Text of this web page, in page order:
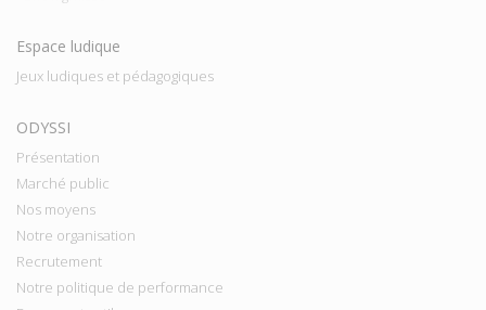
Espace ludique
Jeux ludiques et pédagogiques
ODYSSI
Présentation
Marché public
Nos moyens
Notre organisation
Recrutement
Notre politique de performance